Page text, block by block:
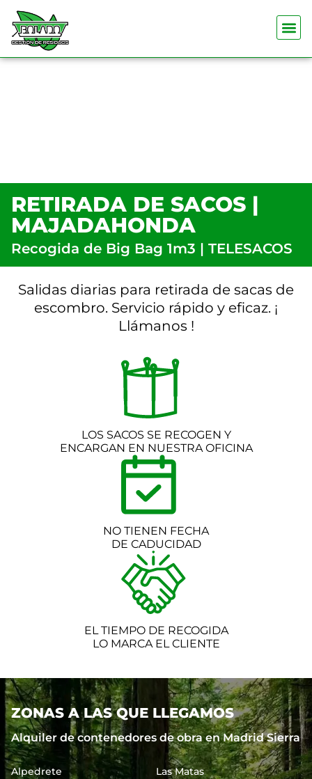
RETIRADA DE SACOS |
MAJADAHONDA
Recogida de Big Bag 1m3 | TELESACOS
Salidas diarias para retirada de sacas de
escombro. Servicio rápido y eficaz. ¡
Llámanos !
LOS SACOS SE RECOGEN Y
ENCARGAN EN NUESTRA OFICINA
NO TIENEN FECHA
DE CADUCIDAD
EL TIEMPO DE RECOGIDA
LO MARCA EL CLIENTE
ZONAS A LAS QUE LLEGAMOS
Alquiler de contenedores de obra en Madrid Sierra
Alpedrete
Las Matas